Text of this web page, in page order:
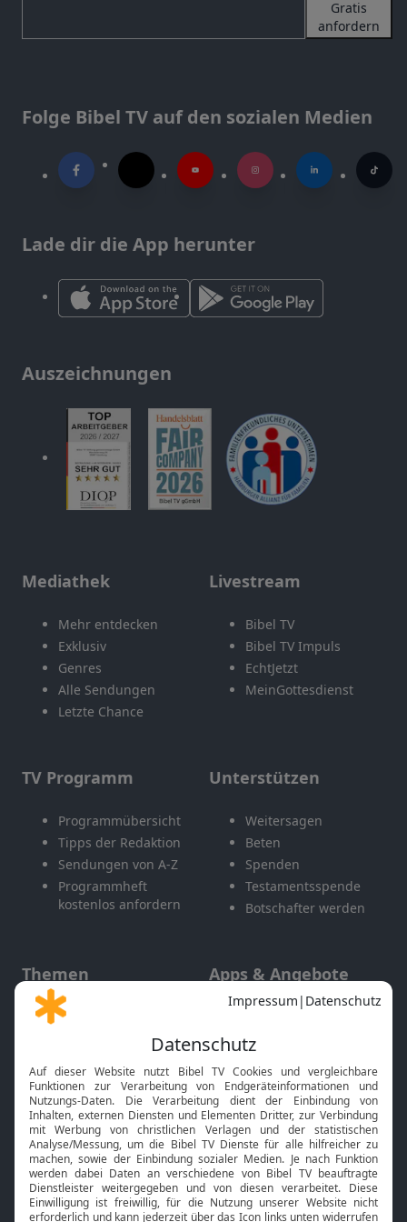
Gratis
anfordern
Folge Bibel TV auf den sozialen Medien
Lade dir die App herunter
Auszeichnungen
Mediathek
Mehr entdecken
Exklusiv
Genres
Alle Sendungen
Letzte Chance
Livestream
Bibel TV
Bibel TV Impuls
EchtJetzt
MeinGottesdienst
TV Programm
Programmübersicht
Tipps der Redaktion
Sendungen von A-Z
Programmheft
kostenlos anfordern
Unterstützen
Weitersagen
Beten
Spenden
Testamentsspende
Botschafter werden
Themen
Gott und Bibel erklärt
Neuigkeiten
Apps & Angebote
Mobile App
Smart TV
HbbTV
Bibelthek Online-Bibel
Nächster Gottesdienst
Bibel TV Service